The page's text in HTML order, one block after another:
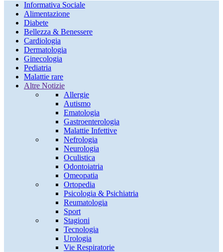
Informativa Sociale
Alimentazione
Diabete
Bellezza & Benessere
Cardiologia
Dermatologia
Ginecologia
Pediatria
Malattie rare
Altre Notizie
Allergie
Autismo
Ematologia
Gastroenterologia
Malattie Infettive
Nefrologia
Neurologia
Oculistica
Odontoiatria
Omeopatia
Ortopedia
Psicologia & Psichiatria
Reumatologia
Sport
Stagioni
Tecnologia
Urologia
Vie Respiratorie